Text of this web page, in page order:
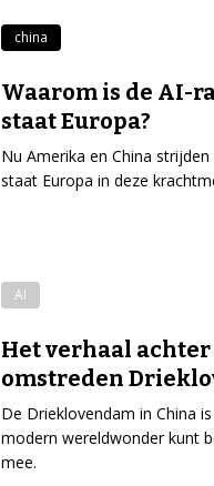
china
Waarom is de AI-
staat Europa?
Nu Amerika en China
staat Europa in deze
AI
Het verhaal
omstreden
De Drieklovendam in China
modern wereldwonder kunt
mee.